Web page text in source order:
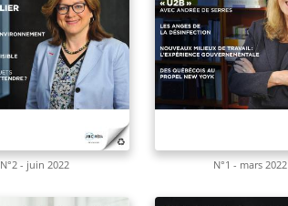
N°2 - juin 2022 N°1 - mars 2022